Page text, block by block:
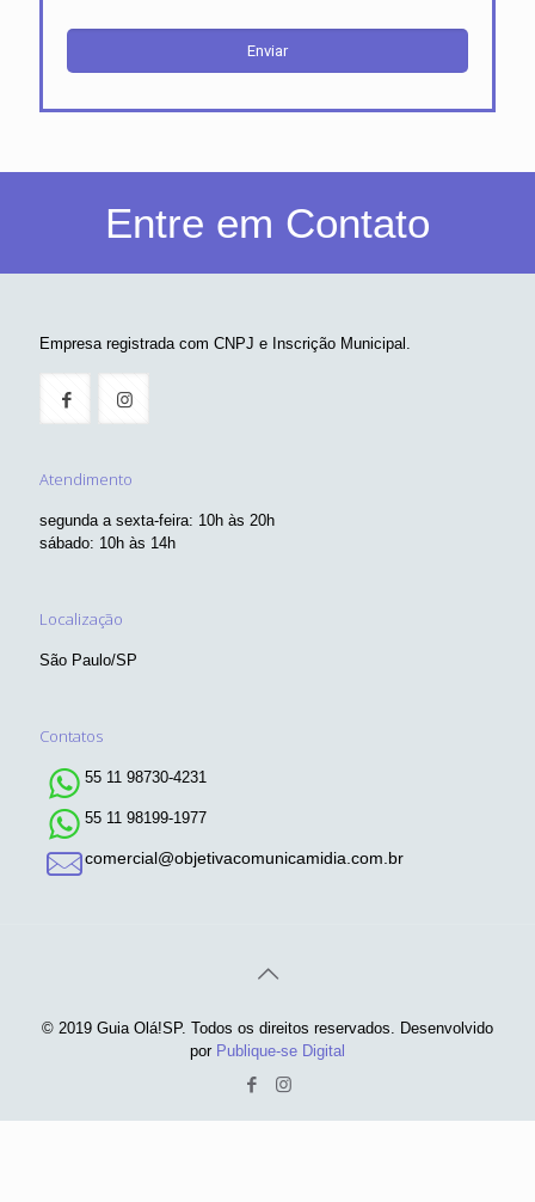
Entre em Contato
Empresa registrada com CNPJ e Inscrição Municipal.
Atendimento
segunda a sexta-feira: 10h às 20h
sábado: 10h às 14h
Localização
São Paulo/SP
Contatos
55 11 98730-4231
55 11 98199-1977
comercial@objetivacomunicamidia.com.br
© 2019 Guia Olá!SP. Todos os direitos reservados. Desenvolvido
por Publique-se Digital